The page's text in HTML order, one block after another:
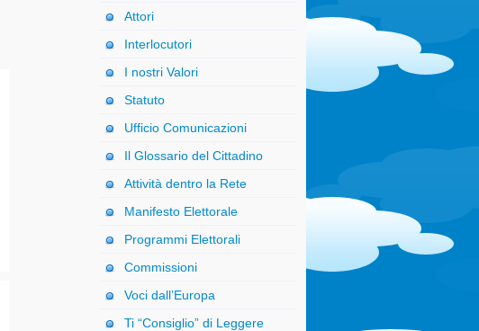
Attori
Interlocutori
I nostri Valori
Statuto
Ufficio Comunicazioni
Il Glossario del Cittadino
Attività dentro la Rete
Manifesto Elettorale
Programmi Elettorali
Commissioni
Voci dall’Europa
Ti “Consiglio” di Leggere